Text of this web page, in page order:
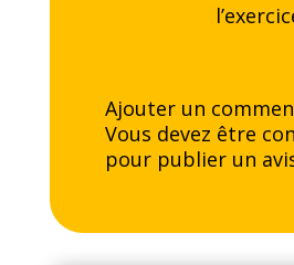
Ajouter un
Vous devez être
pour publier un